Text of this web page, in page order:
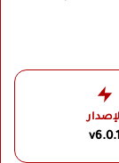
v6.0.1